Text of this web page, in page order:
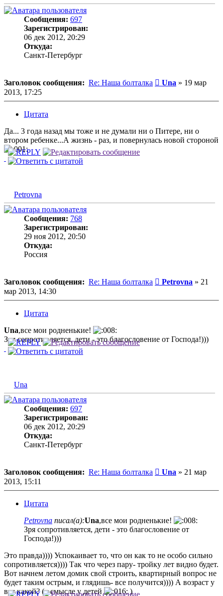
Сообщения: 697
Зарегистрирован:
06 дек 2012, 20:29
Откуда:
Санкт-Петербург
Заголовок сообщения: Re: Наша болталка Сообщение
Una » 19 мар
2013, 17:25
Цитата
Да... 3 года назад мы тоже и не думали ни о Питере, ни о
втором ребенке...А жизнь - раз, и повернулась новой стороной
Petrovna
Сообщения: 768
Зарегистрирован:
29 ноя 2012, 20:50
Откуда:
Россия
Заголовок сообщения: Re: Наша болталка Сообщение
Petrovna » 21
мар 2013, 14:30
Цитата
Una,все мои родненькие!
Зря сопротивляется, дети - это благословение от Господа!)))
Una
Сообщения: 697
Зарегистрирован:
06 дек 2012, 20:29
Откуда:
Санкт-Петербург
Заголовок сообщения: Re: Наша болталка Сообщение
Una » 21 мар
2013, 15:11
Цитата
Petrovna писал(а):Una,все мои родненькие!
Зря сопротивляется, дети - это благословение от
Господа!)))
Это правда)))) Успокаивает то, что он как то не особо сильно
сопротивляется)))) Так что через пару- тройку лет видно будет.
Вот начнем летом домик свой строить, квартирный вопрос не
будет таким острым, и глядишь- все получится)))) А возраст у
вас какой? (в смысле у детей
)